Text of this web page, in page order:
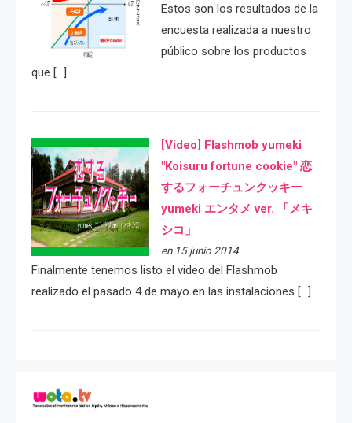
Estos son los resultados de la
encuesta realizada a nuestro
público sobre los productos
que […]
[Video] Flashmob yumeki
"Koisuru fortune cookie" 恋
するフォーチュンクッキー
yumeki エンタメ ver. 「メキ
シコ」
en 15 junio 2014
Finalmente tenemos listo el video del Flashmob
realizado el pasado 4 de mayo en las instalaciones […]